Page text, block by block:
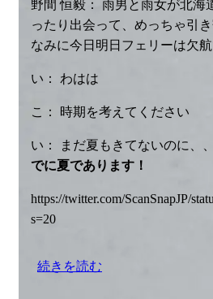
野間 恒毅： 雨男と雨女が北海
ったり出会って、めっちゃ引
なみに今日明日フェリーは欠
い： わはは
こ： 時期を考えてください
い： まだ夏もきてないのに、
でに夏であります！
https://twitter.com/ScanSnapJP/
s=20
続きを読む